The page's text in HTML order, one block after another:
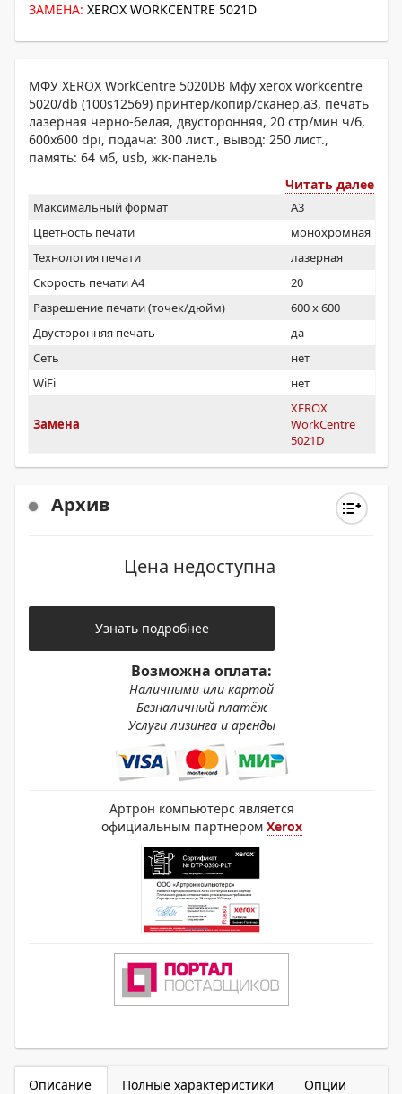
ЗАМЕНА: XEROX WORKCENTRE 5021D
МФУ XEROX WorkCentre 5020DB Мфу xerox workcentre
5020/db (100s12569) принтер/копир/сканер,a3, печать
лазерная черно-белая, двусторонняя, 20 стр/мин ч/б,
600x600 dpi, подача: 300 лист., вывод: 250 лист.,
память: 64 мб, usb, жк-панель
Читать далее
Максимальный формат
A3
Цветность печати
монохромная
Технология печати
лазерная
Скорость печати А4
20
Разрешение печати (точек/дюйм)
600 x 600
Двусторонняя печать
да
Сеть
нет
WiFi
нет
Замена
XEROX
WorkCentre
5021D
Архив
Цена недоступна
Узнать подробнее
Возможна оплата:
Наличными или картой
Безналичный платёж
Услуги лизинга и аренды
Артрон компьютерс является
официальным партнером Xerox
Описание Полные характеристики Опции